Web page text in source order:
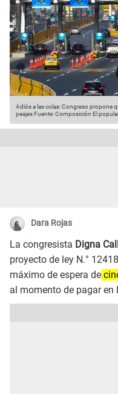
Adiós a las colas: Congreso propone
peajesFuente: Composición El
Dara Rojas
La congresista Digna
proyecto de ley N.°
máximo de espera de
al momento de pagar en